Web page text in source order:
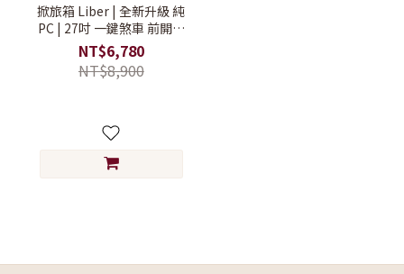
掀旅箱 Liber | 全新升級 純
PC | 27吋 一鍵煞車 前開式
行李箱【旅行箱/大行李箱/
硬殼行李箱】
NT$6,780
NT$8,900